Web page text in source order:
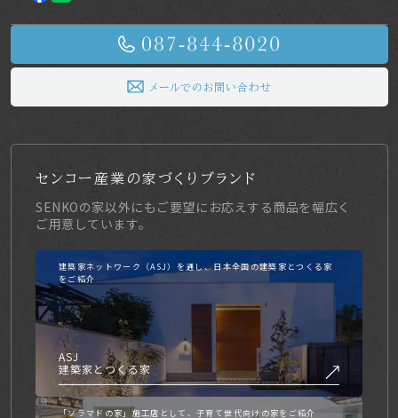
無効にできます。
断使用を固く禁じます。
当社のホームページ上の文書（商品画像情報等含む）に関す
る著作権は、特別の記載がない限り、すべて当社ならびにサ
く際には、非営利目的およびお客様内部の使用に限り、これ
らの文書を複製することができます。
文書に当社の著作権の表示がされている場合は、当該著作権
の表示を付したまま複製していただくことが必要です。営利
目的による複製、あるいは翻訳、有線送信等、上記以外の著
作権法上の利用はできませんので、ご注意ください。
メールでのお問い合わせ
センコー産業の家づくりブランド
SENKOの家以外にもご要望にお応えする商品を幅広く
ご用意しています。
建築家ネットワーク（ASJ）を通し、日本全国の建築家とつくる家
をご紹介
ASJ
建築家とつくる家
「ソラマドの家」施工店として、子育て世代向けの家をご紹介